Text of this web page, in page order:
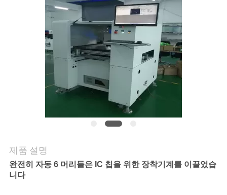
연
락
제품 설명
완전히 자동 6 머리들은 IC 칩을 위한 장착기계를 이끌었습
니다